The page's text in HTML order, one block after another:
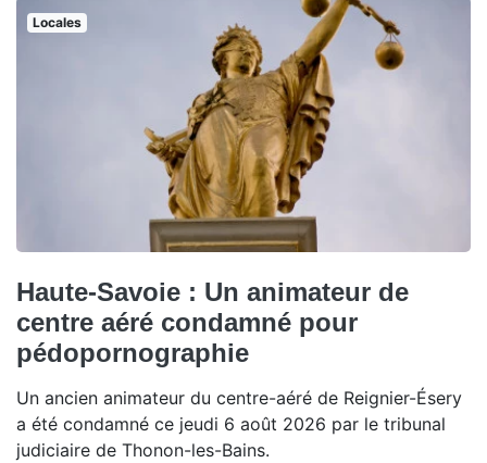
Locales
Haute-Savoie : Un animateur de
centre aéré condamné pour
pédopornographie
Un ancien animateur du centre-aéré de Reignier-Ésery
a été condamné ce jeudi 6 août 2026 par le tribunal
judiciaire de Thonon-les-Bains.